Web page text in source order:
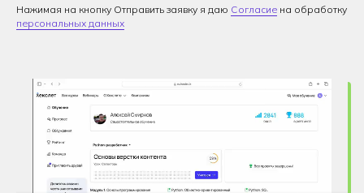
Нажимая на кнопку Отправить заявку я даю Согласие на обработку
персональных данных